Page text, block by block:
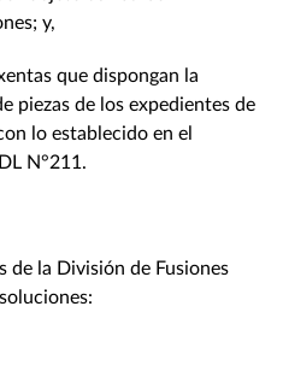
y,
que dispongan la
piezas de los expedientes de
lo establecido en el
N°211.
de la División de Fusiones